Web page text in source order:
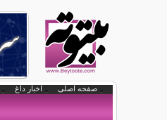
صفحه اصلی اخبار داغ